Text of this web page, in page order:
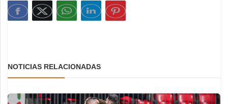
NOTICIAS RELACIONADAS